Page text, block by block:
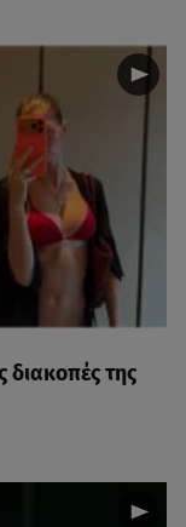
διακοπές της